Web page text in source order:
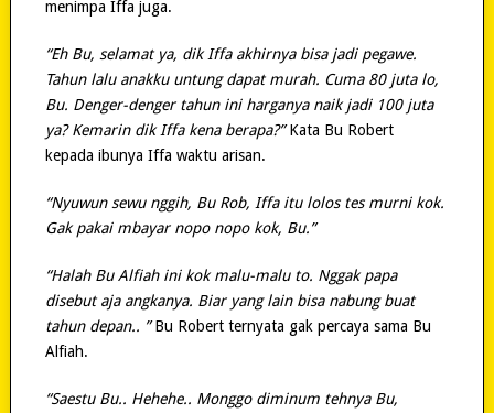
menimpa Iffa juga.
“Eh Bu, selamat ya, dik Iffa akhirnya bisa jadi pegawe.
Tahun lalu anakku untung dapat murah. Cuma 80 juta lo,
Bu. Denger-denger tahun ini harganya naik jadi 100 juta
ya? Kemarin dik Iffa kena berapa?”Kata Bu Robert
kepada ibunya Iffa waktu arisan.
“Nyuwun sewu nggih, Bu Rob, Iffa itu lolos tes murni kok.
Gak pakai mbayar nopo nopo kok, Bu.”
“Halah Bu Alfiah ini kok malu-malu to. Nggak papa
disebut aja angkanya. Biar yang lain bisa nabung buat
tahun depan.. ”Bu Robert ternyata gak percaya sama Bu
Alfiah.
“Saestu Bu.. Hehehe.. Monggo diminum tehnya Bu,